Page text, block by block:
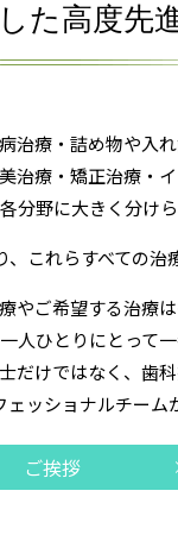
た高度先
治療・詰め物や入
治療・矯正治療・
分野に大きく分けら
これらすべての治
やご希望する治療は
人ひとりにとって
だけではなく、歯
ッショナルチーム
ご挨拶